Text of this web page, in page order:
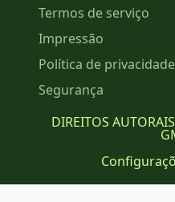
Termos de serviço
Impressão
Política de privacidade
Segurança
DIREITOS